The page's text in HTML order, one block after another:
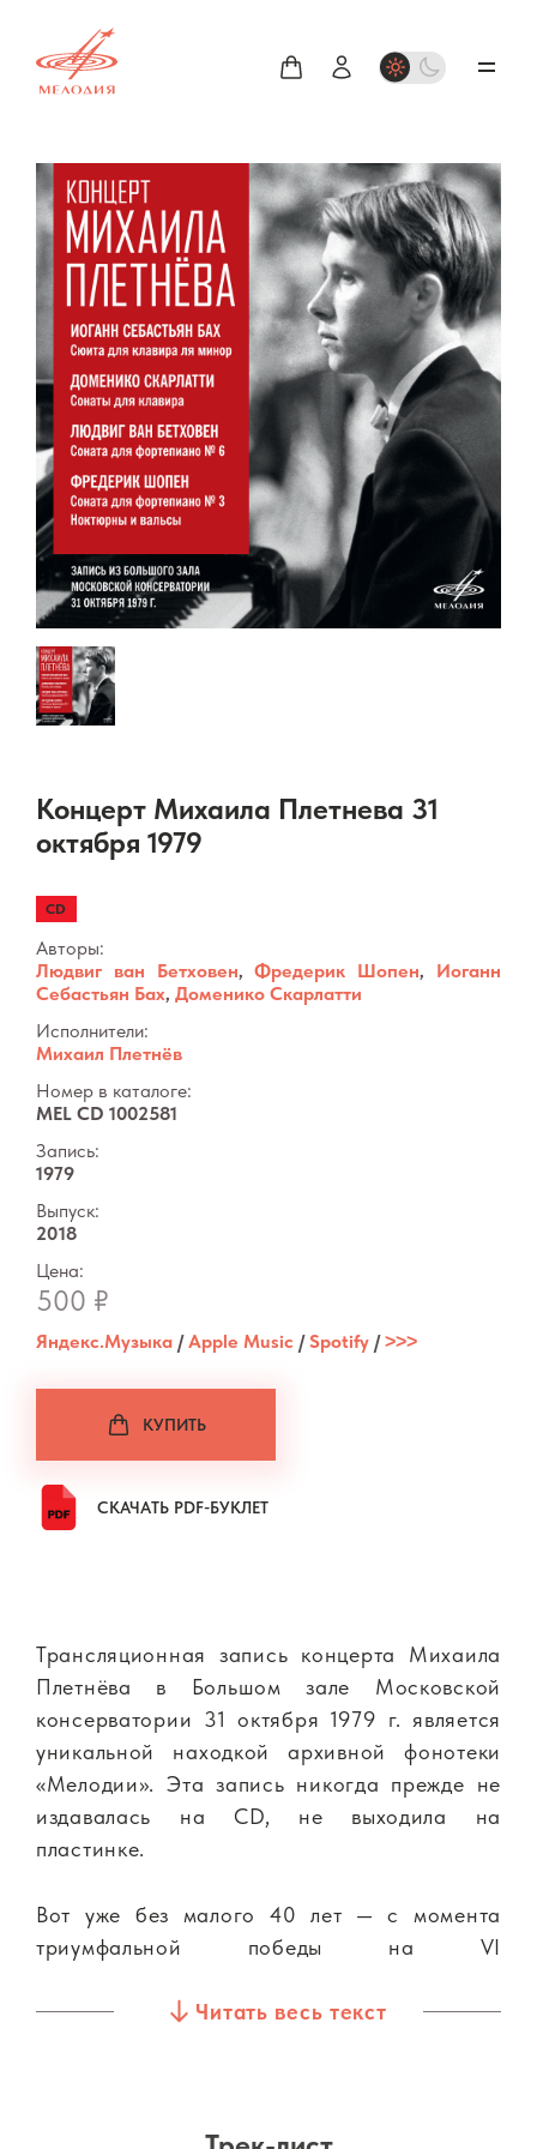
Концерт Михаила Плетнева 31
октября 1979
CD
Авторы:
Людвиг ван Бетховен,Фредерик Шопен, Иоганн
Себастьян Бах, Доменико Скарлатти
Исполнители:
Михаил Плетнёв
Номер в каталоге:
MEL CD 1002581
Запись:
1979
Выпуск:
2018
Цена:
500 ₽
Яндекс.Музыка /Apple Music /Spotify /˃˃˃
КУПИТЬ
СКАЧАТЬ PDF-БУКЛЕТ
Трансляционная запись концерта Михаила
Плетнёва в Большом зале Московской
консерватории 31 октября 1979 г. является
уникальной находкой архивной фонотеки
«Мелодии». Эта запись никогда прежде не
издавалась на CD, не выходила на
пластинке.
Вот уже без малого 40 лет — с момента
триумфальной победы на VI
Чайковского — имя Михаила Плетнёва не
как выдающегося дирижера, создателя
Читать весь текст